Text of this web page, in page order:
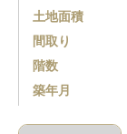
土地面積
間取り
階数
築年月